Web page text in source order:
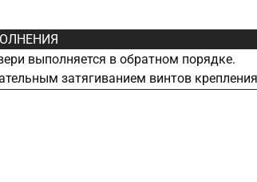
выполняется в обратном порядке.
затягиванием винтов